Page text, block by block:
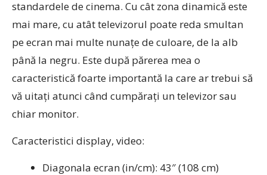
standardele de cinema. Cu cât zona dinamică este
mai mare, cu atât televizorul poate reda smultan
pe ecran mai multe nunațe de culoare, de la alb
până la negru. Este după părerea mea o
caracteristică foarte importantă la care ar trebui să
vă uitați atunci când cumpărați un televizor sau
chiar monitor.
Caracteristici display, video:
Diagonala ecran (in/cm): 43″ (108 cm)